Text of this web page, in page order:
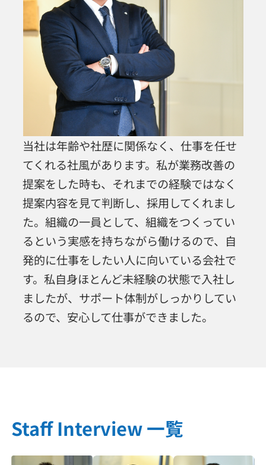
当社は年齢や社歴に関係なく、仕事を任せ
てくれる社風があります。私が業務改善の
提案をした時も、それまでの経験ではなく
提案内容を見て判断し、採用してくれまし
た。組織の一員として、組織をつくってい
るという実感を持ちながら働けるので、自
発的に仕事をしたい人に向いている会社で
す。私自身ほとんど未経験の状態で入社し
ましたが、サポート体制がしっかりしてい
るので、安心して仕事ができました。
Staff Interview 一覧